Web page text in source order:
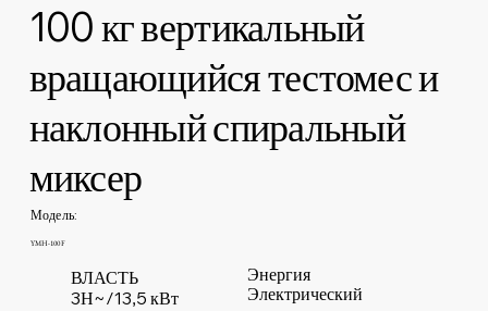
100 кг вертикальный
вращающийся тестомес и
наклонный спиральный
миксер
Модель:
YMH-100F
ВЛАСТЬ
3Н~/13,5 кВт
Электрический
Энергия